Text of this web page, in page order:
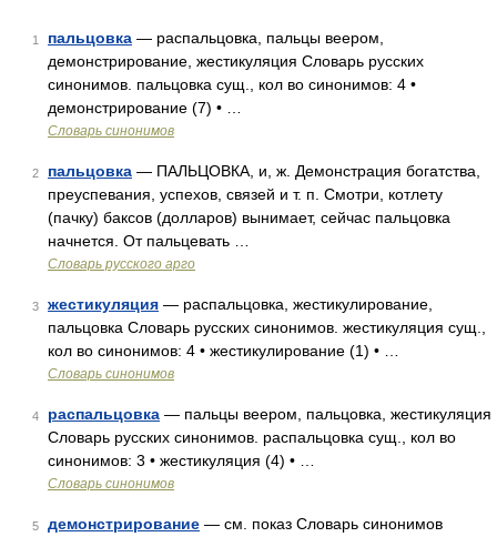
1 пальцовка — распальцовка, пальцы веером,
демонстрирование, жестикуляция Словарь русских
синонимов. пальцовка сущ., кол во синонимов: 4 •
демонстрирование (7) • …
Словарь синонимов
2 пальцовка — ПАЛЬЦОВКА, и, ж. Демонстрация богатства,
преуспевания, успехов, связей и т. п. Смотри, котлету
(пачку) баксов (долларов) вынимает, сейчас пальцовка
начнется. От пальцевать …
Словарь русского арго
3 жестикуляция — распальцовка, жестикулирование,
пальцовка Словарь русских синонимов. жестикуляция сущ.,
кол во синонимов: 4 • жестикулирование (1) • …
Словарь синонимов
4 распальцовка — пальцы веером, пальцовка, жестикуляция
Словарь русских синонимов. распальцовка сущ., кол во
синонимов: 3 • жестикуляция (4) • …
Словарь синонимов
5 демонстрирование — см. показ Словарь синонимов